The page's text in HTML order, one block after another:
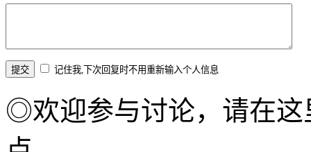
记住我,下次回复时不用重新输入个人信息
◎欢迎参与讨论，请在这